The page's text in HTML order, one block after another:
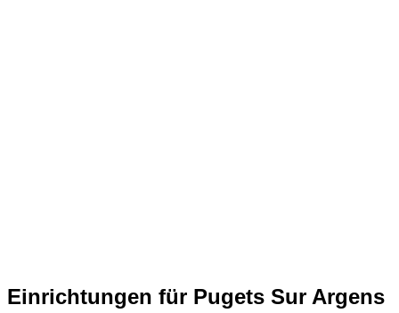
Einrichtungen für Pugets Sur Argens